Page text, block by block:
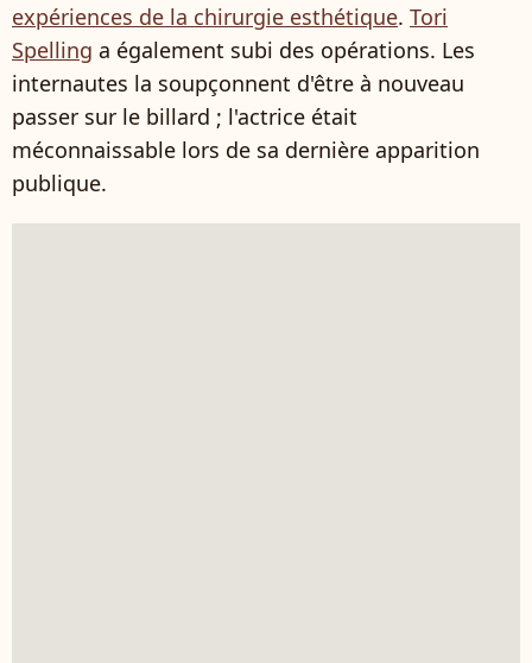
expériences de la chirurgie esthétique. Tori
Spelling a également subi des opérations. Les
internautes la soupçonnent d'être à nouveau
passer sur le billard ; l'actrice était
méconnaissable lors de sa dernière apparition
publique.